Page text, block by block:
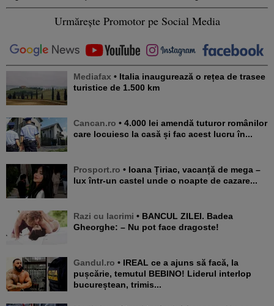
Urmărește Promotor pe Social Media
Mediafax • Italia inaugurează o rețea de trasee
turistice de 1.500 km
Cancan.ro • 4.000 lei amendă tuturor românilor
care locuiesc la casă și fac acest lucru în...
Prosport.ro • Ioana Țiriac, vacanță de mega –
lux într-un castel unde o noapte de cazare...
Razi cu lacrimi • BANCUL ZILEI. Badea
Gheorghe: – Nu pot face dragoste!
Gandul.ro • IREAL ce a ajuns să facă, la
pușcărie, temutul BEBINO! Liderul interlop
bucureștean, trimis...